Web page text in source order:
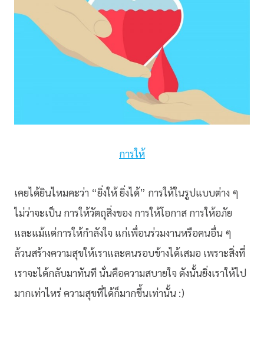
การให้
เคยได้ยินไหมคะว่า “ยิ่งให้ ยิ่งได้” การให้ในรูปแบบต่าง ๆ
ไม่ว่าจะเป็น การให้วัตถุสิ่งของ การให้โอกาส การให้อภัย
และแม้แต่การให้กำลังใจ แก่เพื่อนร่วมงานหรือคนอื่น ๆ
ล้วนสร้างความสุขให้เราและคนรอบข้างได้เสมอ เพราะสิ่งที่
เราจะได้กลับมาทันที นั่นคือความสบายใจ ดังนั้นยิ่งเราให้ไป
มากเท่าไหร่ ความสุขที่ได้ก็มากขึ้นเท่านั้น :)